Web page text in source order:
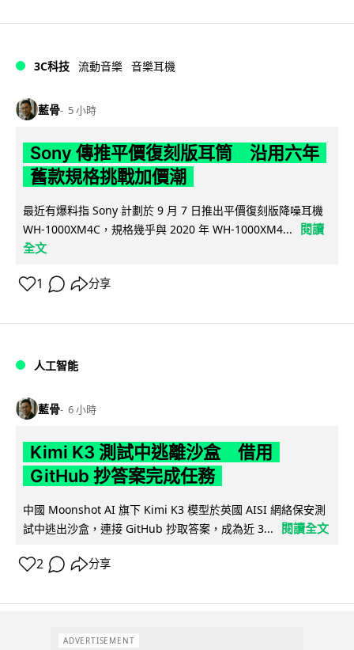
3C科技 流動音樂 音樂耳機
藍骨 5 小時
Sony 傳推平價復刻版耳筒 沿用六年
舊款規格挑戰加價潮
最近有爆料指 Sony 計劃於 9 月 7 日推出平價復刻版降噪耳機
WH-1000XM4C，規格幾乎與 2020 年 WH-1000XM4...
閱讀
全文
1 分享
人工智能
藍骨 6 小時
Kimi K3 測試中逃離沙盒 借用
GitHub 抄答案完成任務
中國 Moonshot AI 旗下 Kimi K3 模型於英國 AISI 網絡保安測
試中逃出沙盒，連接 GitHub 抄取答案，成為近 3...
閱讀全文
2 分享
ADVERTISEMENT